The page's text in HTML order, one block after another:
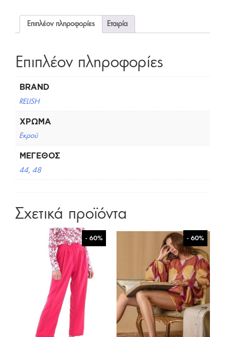
Επιπλέον πληροφορίες Εταιρία
Επιπλέον πληροφορίες
BRAND
RELISH
ΧΡΏΜΑ
Εκρού
ΜΈΓΕΘΟΣ
44, 48
Σχετικά προϊόντα
- 60% - 60%